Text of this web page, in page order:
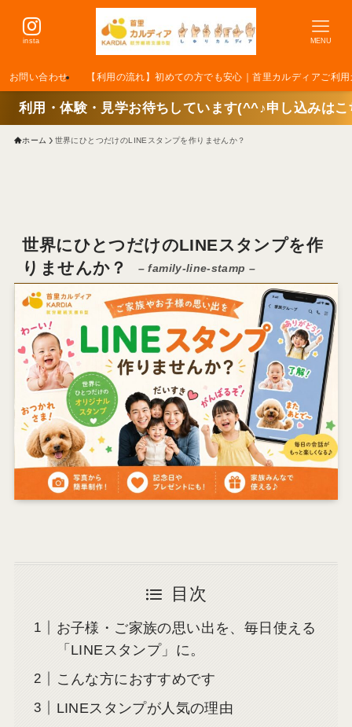
insta MENU
お問い合わせ 【利用の流れ】初めての方でも安心｜首里カルディアご利
・見学お待ちしています(^^♪申し込みはこちらをクリ
ホーム 世界にひとつだけのLINEスタンプを作りませんか？
世界にひとつだけのLINEスタンプを作
りませんか？
– family-line-stamp –
目次
お子様・ご家族の思い出を、毎日使える
「LINEスタンプ」に。
こんな方におすすめです
LINEスタンプが人気の理由